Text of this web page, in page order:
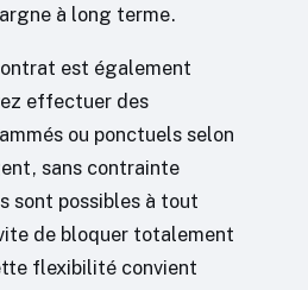
à long terme.
est également
effectuer des
ou ponctuels selon
sans contrainte
sont possibles à tout
de bloquer totalement
flexibilité convient